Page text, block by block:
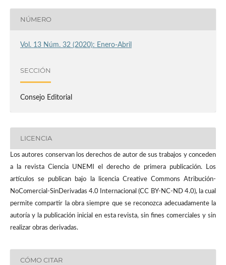
NÚMERO
Vol. 13 Núm. 32 (2020): Enero-Abril
SECCIÓN
Consejo Editorial
LICENCIA
Los autores conservan los derechos de autor de sus trabajos y conceden
a la revista Ciencia UNEMI el derecho de primera publicación. Los
artículos se publican bajo la licencia Creative Commons Atribución-
NoComercial-SinDerivadas 4.0 Internacional (CC BY-NC-ND 4.0), la cual
permite compartir la obra siempre que se reconozca adecuadamente la
autoría y la publicación inicial en esta revista, sin fines comerciales y sin
realizar obras derivadas.
CÓMO CITAR